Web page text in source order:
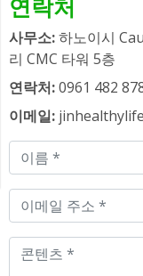
사무소:하노이시
리 CMC 타워 5층
연락처:0961 482
이메일: